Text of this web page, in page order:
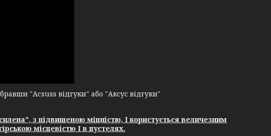
"Acsuss відгуки" або "Аксус відгуки"
з підвищеною міцністю, І користується величезним
місцевістю І в пустелях.